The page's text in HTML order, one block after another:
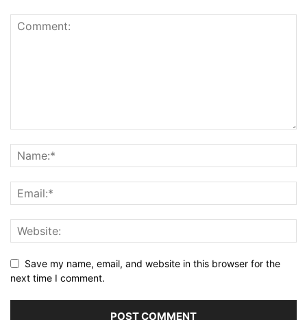
Save my name, email, and website in this browser for the
next time I comment.